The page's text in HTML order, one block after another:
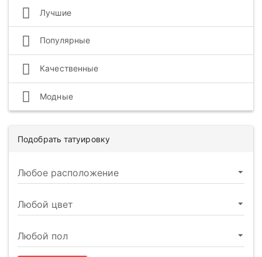
Лучшие
Популярные
Качественные
Модные
Подобрать татуировку